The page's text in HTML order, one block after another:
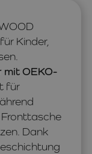
Kinder,
mit OEKO-
für
Fronttasche
Dank